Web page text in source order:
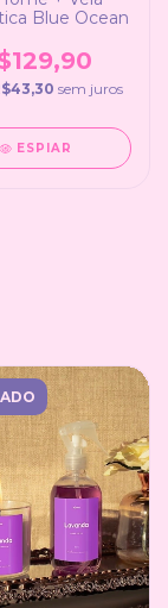
Blue Ocean
sem juros
ESPIAR